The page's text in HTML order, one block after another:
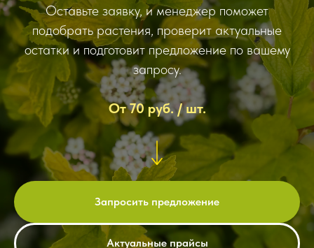
Оставьте заявку, и менеджер поможет
подобрать растения, проверит актуальные
остатки и подготовит предложение по вашему
запросу.
От 70 руб. / шт.
Запросить предложение
Актуальные прайсы